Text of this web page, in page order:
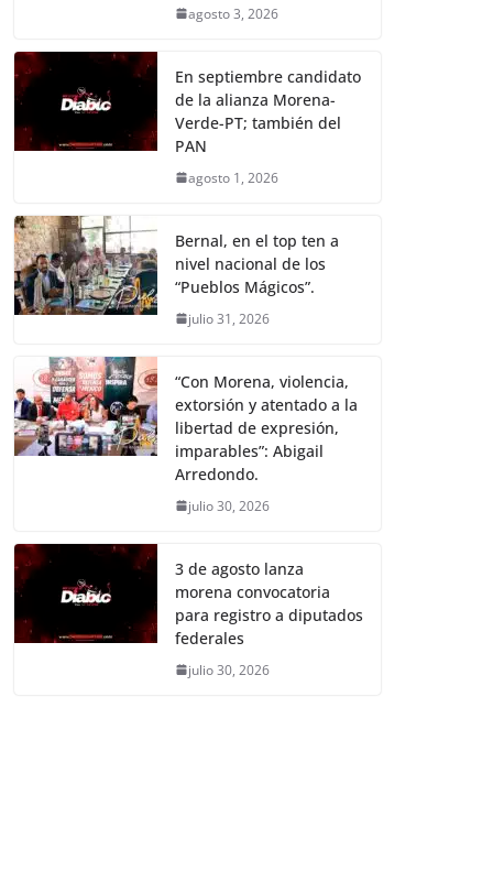
agosto 3, 2026
En septiembre candidato
de la alianza Morena-
Verde-PT; también del
PAN
agosto 1, 2026
Bernal, en el top ten a
nivel nacional de los
“Pueblos Mágicos”.
julio 31, 2026
“Con Morena, violencia,
extorsión y atentado a la
libertad de expresión,
imparables”: Abigail
Arredondo.
julio 30, 2026
3 de agosto lanza
morena convocatoria
para registro a diputados
federales
julio 30, 2026